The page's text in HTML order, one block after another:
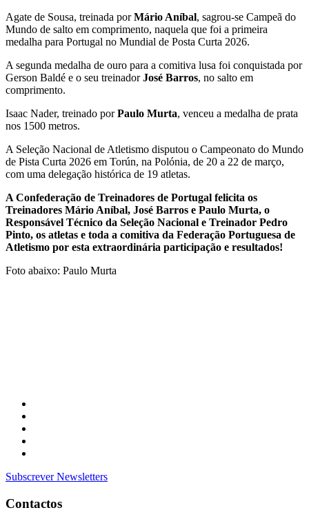
Agate de Sousa, treinada porMário Aníbal, sagrou-se Campeã do
Mundo de salto em comprimento, naquela que foi a primeira
medalha para Portugal no Mundial de Posta Curta 2026.
A segunda medalha de ouro para a comitiva lusa foi conquistada por
Gerson Baldé e o seu treinadorJosé Barros, no salto em
comprimento.
Isaac Nader, treinado porPaulo Murta, venceu a medalha de prata
nos 1500 metros.
A Seleção Nacional de Atletismo disputou o Campeonato do Mundo
de Pista Curta 2026 em Torún, na Polónia, de 20 a 22 de março,
com uma delegação histórica de 19 atletas.
A Confederação de Treinadores de Portugal felicita os
Treinadores Mário Aníbal, José Barros e Paulo Murta, o
Responsável Técnico da Seleção Nacional e Treinador Pedro
Pinto, os atletas e toda a comitiva da Federação Portuguesa de
Atletismo por esta extraordinária participação e resultados!
Foto abaixo: Paulo Murta
Subscrever Newsletters
Contactos